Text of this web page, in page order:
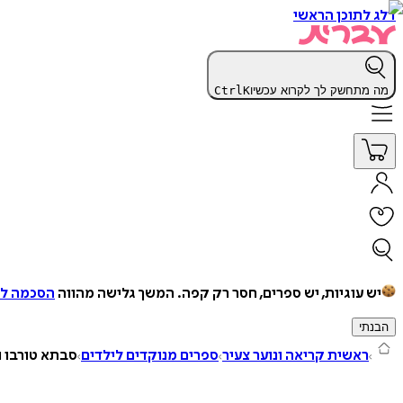
דלג לתוכן הראשי
מה מתחשק לך לקרוא עכשיו CtrlK
יש עוגיות, יש ספרים, חסר רק קפה. המשך גלישה מהווה הסכמה
הבנתי
ראשית קריאה ונוער צעיר ספרים מנוקדים לילדים סבתא טורבו